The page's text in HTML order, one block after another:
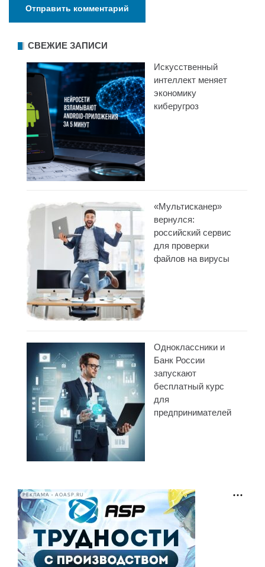
СВЕЖИЕ ЗАПИСИ
Искусственный
интеллект меняет
экономику
киберугроз
«Мультисканер»
вернулся:
российский сервис
для проверки
файлов на вирусы
Одноклассники и
Банк России
запускают
бесплатный курс
для
предпринимателей
РЕКЛАМА • AOASP.RU